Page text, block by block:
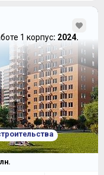
1 корпус: 2024.